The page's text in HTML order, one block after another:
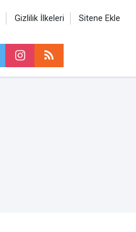
Gizlilik İlkeleri Sitene Ekle